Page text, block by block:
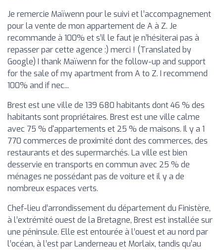
Je remercie Maïwenn pour le suivi et l’accompagnement
pour la vente de mon appartement de A à Z. Je
recommande à 100% et s’il le faut je n’hésiterai pas à
repasser par cette agence :) merci ! (Translated by
Google) I thank Maïwenn for the follow-up and support
for the sale of my apartment from A to Z. I recommend
100% and if nec...
Brest est une ville de 139 680 habitants dont 46 % des
habitants sont propriétaires. Brest est une ville calme
avec 75 % d'appartements et 25 % de maisons. Il y a 1
770 commerces de proximité dont des commerces, des
restaurants et des supermarchés. La ville est bien
desservie en transports en commun avec 25 % de
ménages ne possédant pas de voiture et il y a de
nombreux espaces verts.
Chef-lieu d’arrondissement du département du Finistère,
à l’extrémité ouest de la Bretagne, Brest est installée sur
une péninsule. Elle est entourée à l’ouest et au nord par
l’océan, à l’est par Landerneau et Morlaix, tandis qu’au